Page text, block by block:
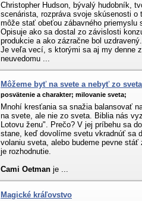
Christopher Hudson, bývalý hudobník,
scenárista, rozpráva svoje skúsenosti
môže stať obeťou zábavného priemyslu
Opisuje ako sa dostal zo závislosti
produkcie a ako zázračne bol uzdravený.
Je veľa vecí, s ktorými sa aj my denne
neuvedomu ...
Môžeme byť na svete a nebyť zo
posvätenie a charakter; milovanie sveta;
Mnohí kresťania sa snažia balansovať
na svete, ale nie zo sveta. Biblia nás
Lotovu ženu". Prečo? V jej príbehu sa
stane, keď dovolíme svetu vkradnúť sa
volaniu sveta, alebo budeme pevne
je rozhodnutie.
Cami Oetman je ...
Magické kráľovstvo